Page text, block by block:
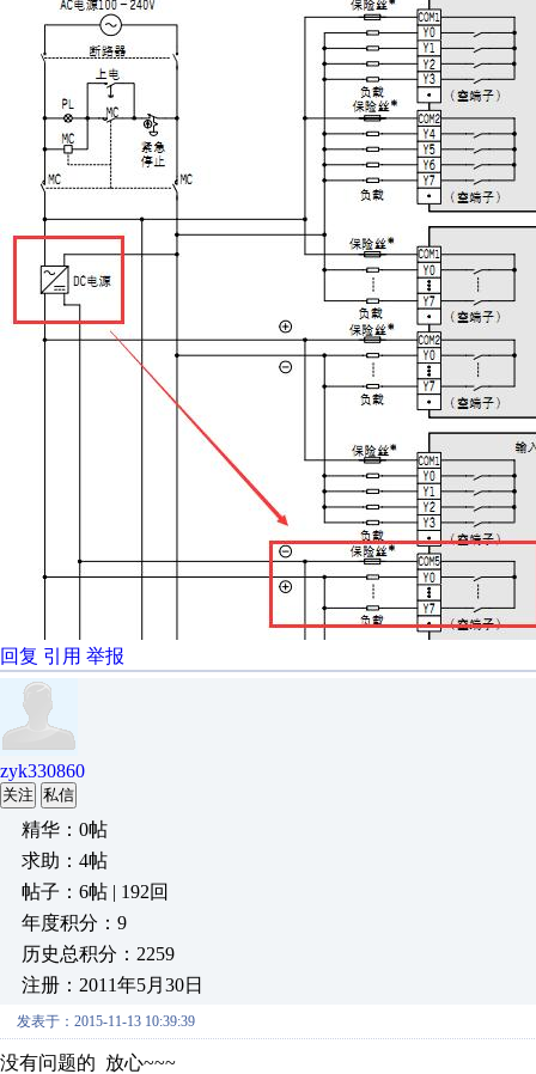
回复 引用 举报
zyk330860
关注 私信
精华：0帖
求助：4帖
帖子：6帖 | 192回
年度积分：9
历史总积分：2259
注册：2011年5月30日
发表于：2015-11-13 10:39:39
没有问题的 放心~~~